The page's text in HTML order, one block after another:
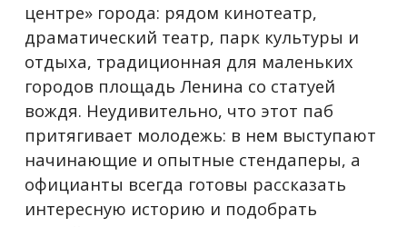
центре» города: рядом кинотеатр,
драматический театр, парк культуры и
отдыха, традиционная для маленьких
городов площадь Ленина со статуей
вождя. Неудивительно, что этот паб
притягивает молодежь: в нем выступают
начинающие и опытные стендаперы, а
официанты всегда готовы рассказать
интересную историю и подобрать